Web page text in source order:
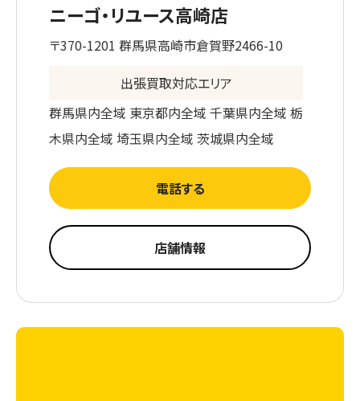
ニーゴ・リユース高崎店
〒370-1201 群馬県高崎市倉賀野2466-10
出張買取対応エリア
群馬県内全域 東京都内全域 千葉県内全域 栃
木県内全域 埼玉県内全域 茨城県内全域
電話する
店舗情報